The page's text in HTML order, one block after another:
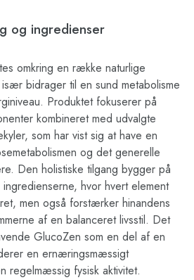
og ingredienser
omkring en række naturlige
bidrager til en sund metabolisme
Produktet fokuserer på
kombineret med udvalgte
som har vist sig at have en
og det generelle
Den holistiske tilgang bygger på
hvor hvert element
men også forstærker hinandens
af en balanceret livsstil. Det
GlucoZen som en del af en
en ernæringsmæssigt
regelmæssig fysisk aktivitet.